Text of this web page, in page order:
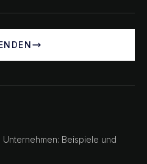
Beispiele und